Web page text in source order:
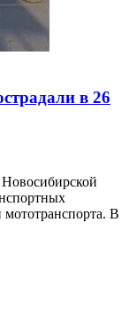
в 26
Новосибирской
мототранспорта. В